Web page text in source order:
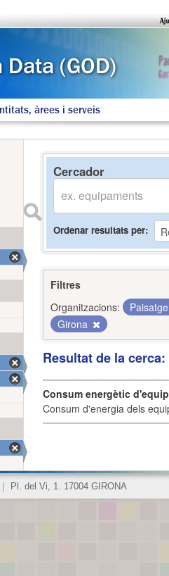
àrees i serveis
Cercador
Ordenar resultats per
Filtres
Organitzacions:
Girona
Resultat de la
Consum energètic
Consum d'energia dels
Pl. del Vi, 1. 17004 GIRONA